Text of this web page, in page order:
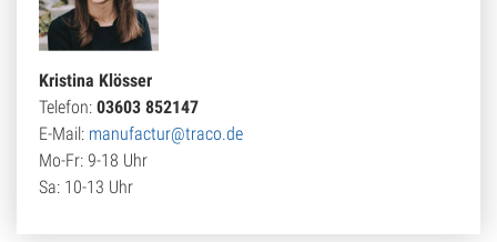
Kristina Klösser
Telefon: 03603 852147
E-Mail: manufactur@traco.de
Mo-Fr: 9-18 Uhr
Sa: 10-13 Uhr